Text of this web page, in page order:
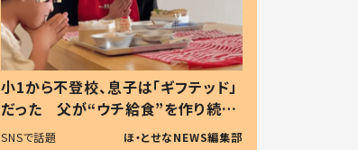
小1から不登校、息子は「ギフテッド」
だった 父が“ウチ給食”を作り続け
る理由とは #令和の親 #令和の子
SNSで話題 ほ・とせなNEWS編集部